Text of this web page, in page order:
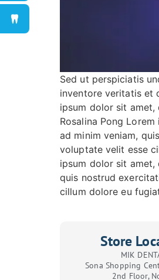
Sed ut perspiciatis
inventore veritatis et
ipsum dolor sit
Rosalina Pong
ad minim veniam,
voluptate velit esse
ipsum dolor sit
quis nostrud
cillum dolore eu
Store
MIK
Sona Shopping
2nd Floor,